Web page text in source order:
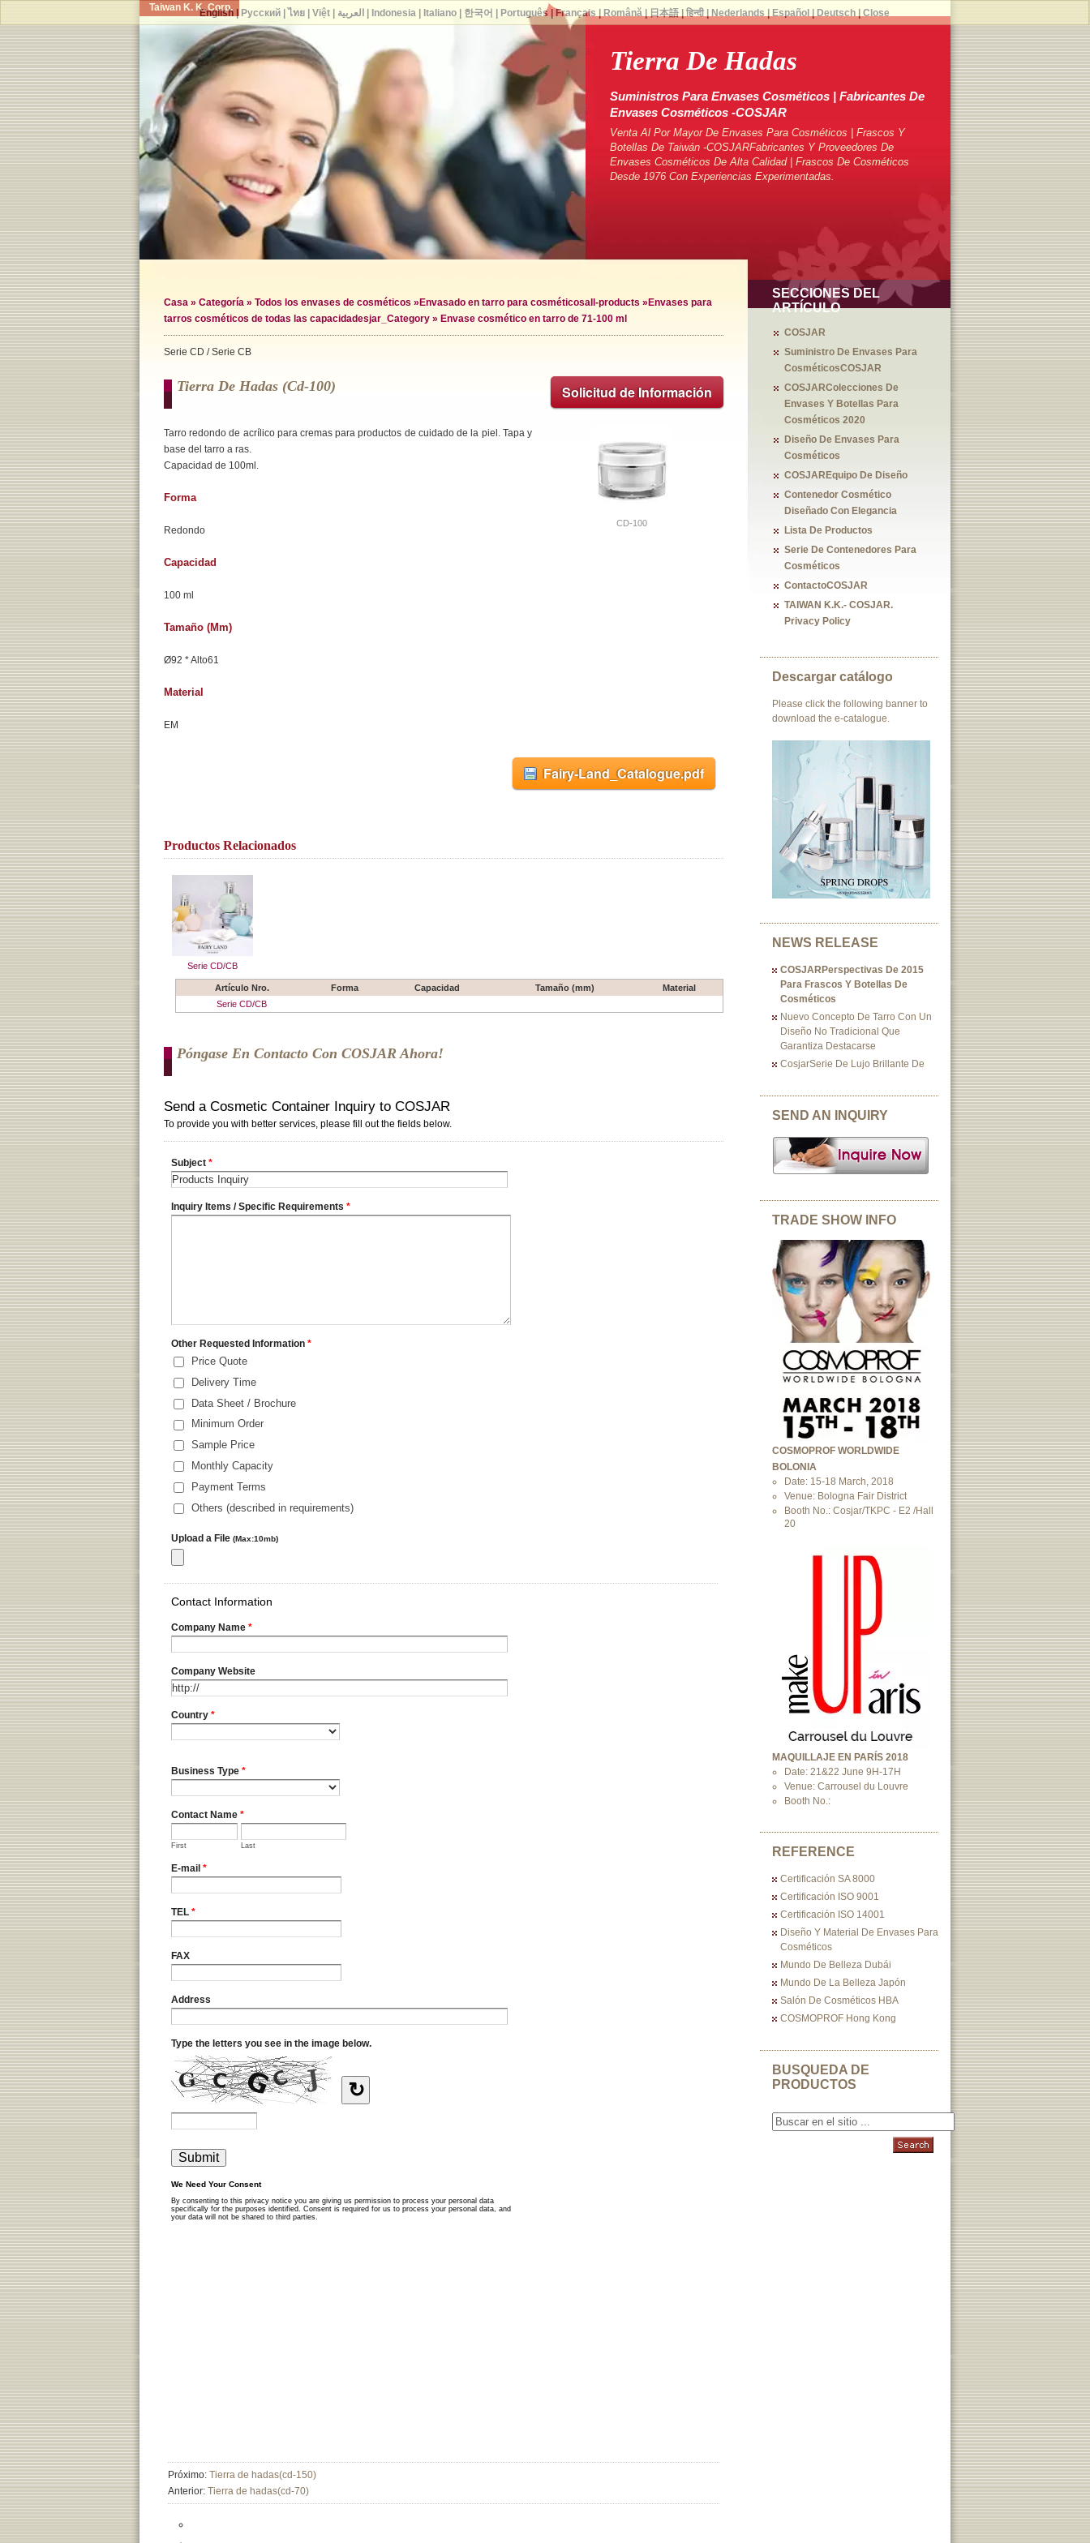
Taiwan K. K. Corp.
Tierra De Hadas
Suministros Para Envases Cosméticos | Fabricantes De
Envases Cosméticos -COSJAR
Venta Al Por Mayor De Envases Para Cosméticos | Frascos Y
Botellas De Taiwán -COSJARFabricantes Y Proveedores De
Envases Cosméticos De Alta Calidad | Frascos De Cosméticos
Desde 1976 Con Experiencias Experimentadas.
Casa » Categoría » Todos los envases de cosméticos » Envasado en tarro para cosméticosall-products » Envases para
tarros cosméticos de todas las capacidadesjar_Category » Envase cosmético en tarro de 71-100 ml
Serie CD / Serie CB
Solicitud de Información
Tierra De Hadas (cd-100)
CD-100
Tarro redondo de acrílico para cremas para productos de cuidado de la piel. Tapa y
base del tarro a ras.
Capacidad de 100ml.
Forma
Redondo
Capacidad
100 ml
Tamaño (mm)
Ø92 * Alto61
Material
EM
Fairy-Land_Catalogue.pdf
Productos Relacionados
Serie CD/CB
Artículo Nro. Forma Capacidad Tamaño (mm)
Material
Serie CD/CB
Póngase En Contacto Con COSJAR Ahora!
Próximo: Tierra de hadas(cd-150)
Anterior: Tierra de hadas(cd-70)
SECCIONES DEL
ARTÍCULO
COSJAR
Suministro De Envases Para
CosméticosCOSJAR
COSJARColecciones De
Envases Y Botellas Para
Cosméticos 2020
Diseño De Envases Para
Cosméticos
COSJAREquipo De Diseño
Contenedor Cosmético
Diseñado Con Elegancia
Lista De Productos
Serie De Contenedores Para
Cosméticos
ContactoCOSJAR
TAIWAN K.K.- COSJAR.
Privacy Policy
Descargar catálogo
Please click the following banner to
download the e-catalogue.
NEWS RELEASE
COSJARPerspectivas De 2015
Para Frascos Y Botellas De
Cosméticos
Nuevo Concepto De Tarro Con Un
Diseño No Tradicional Que
Garantiza Destacarse
CosjarSerie De Lujo Brillante De
SEND AN INQUIRY
TRADE SHOW INFO
COSMOPROF WORLDWIDE
BOLONIA
Date: 15-18 March, 2018
Venue: Bologna Fair District
Booth No.: Cosjar/TKPC - E2 /Hall
20
MAQUILLAJE EN PARÍS 2018
Date: 21&22 June 9H-17H
Venue: Carrousel du Louvre
Booth No.:
REFERENCE
Certificación SA 8000
Certificación ISO 9001
Certificación ISO 14001
Diseño Y Material De Envases Para
Cosméticos
Mundo De Belleza Dubái
Mundo De La Belleza Japón
Salón De Cosméticos HBA
COSMOPROF Hong Kong
BUSQUEDA DE
PRODUCTOS
English| Русский| ไทย| Việt| العربية Indonesia| Italiano| 한국어 Português Français Română| 日本語| हिन्दी| Nederlands Español Deutsch| Close